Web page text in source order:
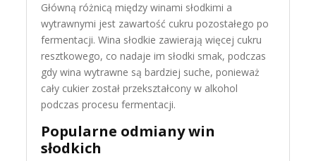
Główną różnicą między winami słodkimi a
wytrawnymi jest zawartość cukru pozostałego po
fermentacji. Wina słodkie zawierają więcej cukru
resztkowego, co nadaje im słodki smak, podczas
gdy wina wytrawne są bardziej suche, ponieważ
cały cukier został przekształcony w alkohol
podczas procesu fermentacji.
Popularne odmiany win
słodkich